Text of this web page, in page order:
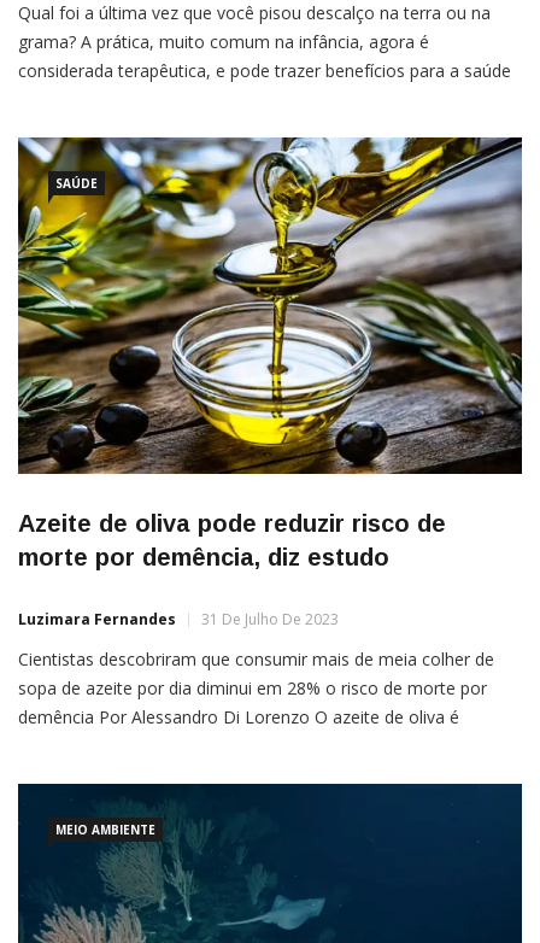
Qual foi a última vez que você pisou descalço na terra ou na
grama? A prática, muito comum na infância, agora é
considerada terapêutica, e pode trazer benefícios para a saúde
SAÚDE
Azeite de oliva pode reduzir risco de
morte por demência, diz estudo
Luzimara Fernandes 31 De Julho De 2023
Cientistas descobriram que consumir mais de meia colher de
sopa de azeite por dia diminui em 28% o risco de morte por
demência Por Alessandro Di Lorenzo O azeite de oliva é
MEIO AMBIENTE